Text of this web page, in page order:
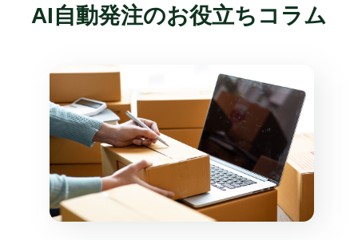
AI自動発注のお役立ちコラム